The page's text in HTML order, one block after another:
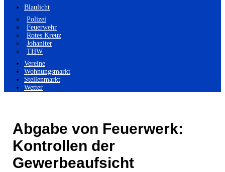
Blaulicht
Polizei
Feuerwehr
Rotes Kreuz
Johaniter
THW
Vereine
Wohnungsmarkt
Stellenmarkt
Wetter
Abgabe von Feuerwerk:
Kontrollen der
Gewerbeaufsicht